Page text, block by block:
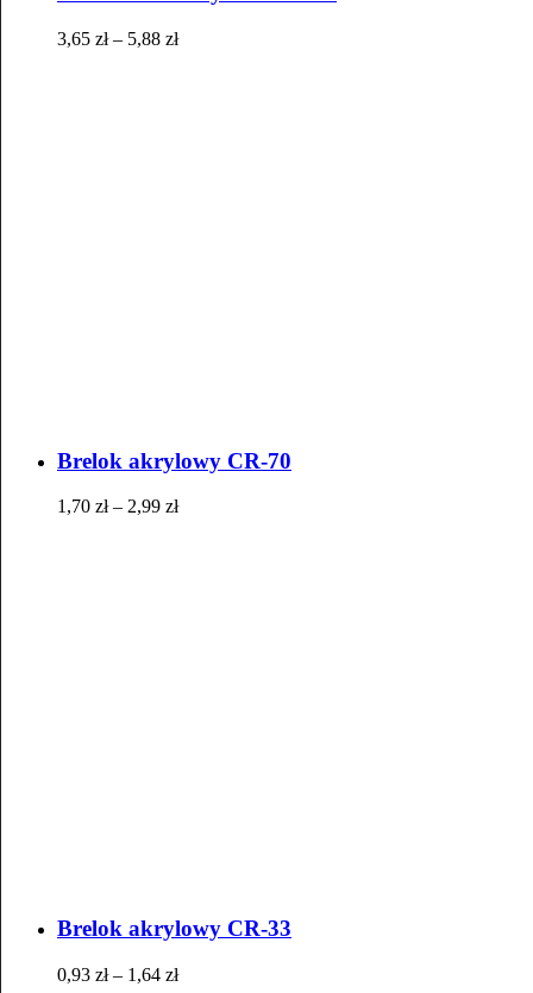
3,65 zł– 5,88 zł
Brelok akrylowy CR-70
1,70 zł– 2,99 zł
Brelok akrylowy CR-33
0,93 zł– 1,64 zł